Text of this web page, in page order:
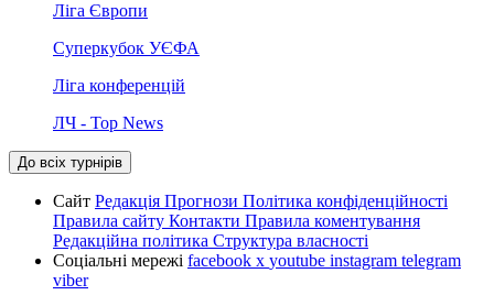
Ліга Європи
Суперкубок УЄФА
Ліга конференцій
ЛЧ - Top News
До всіх турнірів
Сайт Редакція Прогнози Політика конфіденційності
Правила сайту Контакти Правила коментування
Редакційна політика Структура власності
Соціальні мережі facebook x youtube instagram telegram
viber